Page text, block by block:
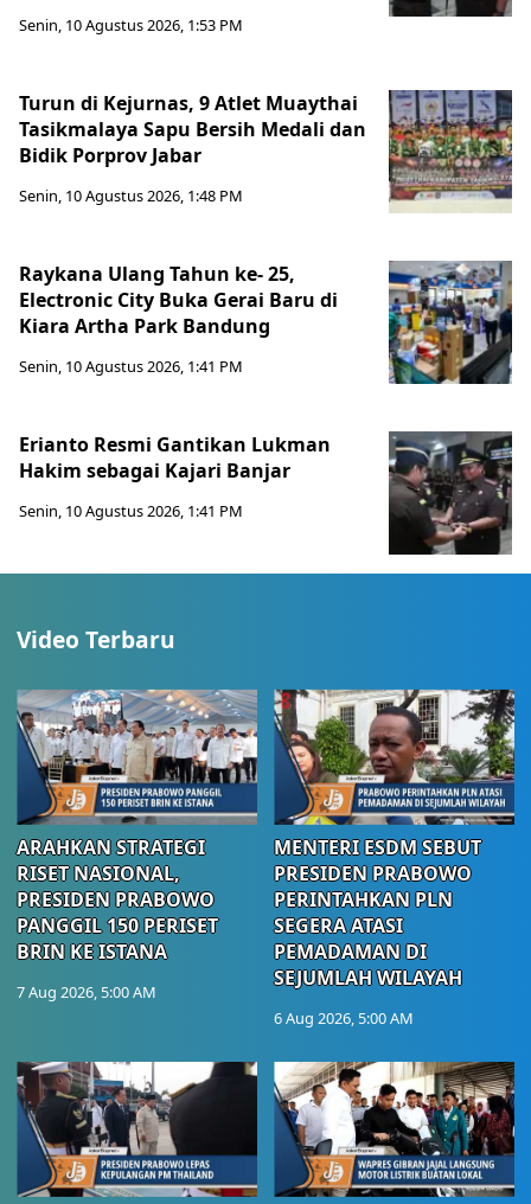
Senin, 10 Agustus 2026, 1:53 PM
Turun di Kejurnas, 9 Atlet Muaythai
Tasikmalaya Sapu Bersih Medali dan
Bidik Porprov Jabar
Senin, 10 Agustus 2026, 1:48 PM
Raykana Ulang Tahun ke- 25,
Electronic City Buka Gerai Baru di
Kiara Artha Park Bandung
Senin, 10 Agustus 2026, 1:41 PM
Erianto Resmi Gantikan Lukman
Hakim sebagai Kajari Banjar
Senin, 10 Agustus 2026, 1:41 PM
Video Terbaru
ARAHKAN STRATEGI
RISET NASIONAL,
PRESIDEN PRABOWO
PANGGIL 150 PERISET
BRIN KE ISTANA
7 Aug 2026, 5:00 AM
MENTERI ESDM SEBUT
PRESIDEN PRABOWO
PERINTAHKAN PLN
SEGERA ATASI
PEMADAMAN DI
SEJUMLAH WILAYAH
6 Aug 2026, 5:00 AM